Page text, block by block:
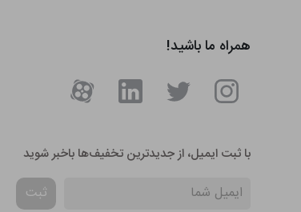
همراه ما باشید!
با ثبت ایمیل، از جدید‌ترین تخفیف‌ها با‌خبر شوید
ثبت